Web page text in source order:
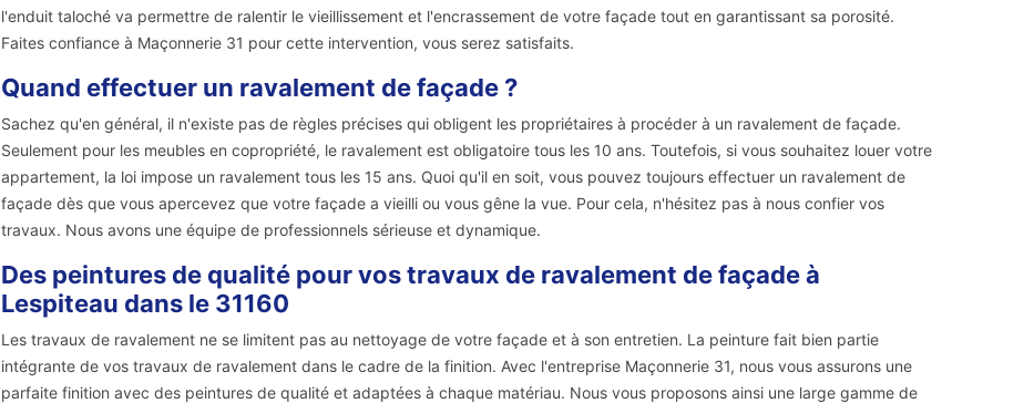
l'enduit taloché va permettre de ralentir le vieillissement et l'encrassement de votre façade tout en garantissant sa porosité.
Faites confiance à Maçonnerie 31 pour cette intervention, vous serez satisfaits.
Quand effectuer un ravalement de façade ?
Sachez qu'en général, il n'existe pas de règles précises qui obligent les propriétaires à procéder à un ravalement de façade.
Seulement pour les meubles en copropriété, le ravalement est obligatoire tous les 10 ans. Toutefois, si vous souhaitez louer votre
appartement, la loi impose un ravalement tous les 15 ans. Quoi qu'il en soit, vous pouvez toujours effectuer un ravalement de
façade dès que vous apercevez que votre façade a vieilli ou vous gêne la vue. Pour cela, n'hésitez pas à nous confier vos
travaux. Nous avons une équipe de professionnels sérieuse et dynamique.
Des peintures de qualité pour vos travaux de ravalement de façade à
Lespiteau dans le 31160
Les travaux de ravalement ne se limitent pas au nettoyage de votre façade et à son entretien. La peinture fait bien partie
intégrante de vos travaux de ravalement dans le cadre de la finition. Avec l'entreprise Maçonnerie 31, nous vous assurons une
parfaite finition avec des peintures de qualité et adaptées à chaque matériau. Nous vous proposons ainsi une large gamme de